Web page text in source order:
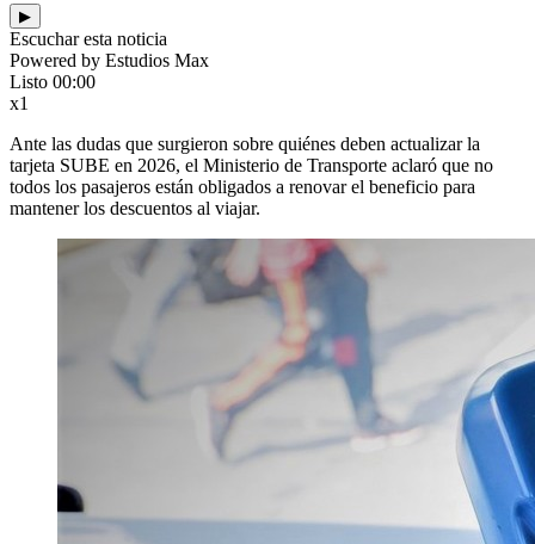
▶
Escuchar esta noticia
Powered by Estudios Max
Listo 00:00
x1
Ante las dudas que surgieron sobre quiénes deben actualizar la
tarjeta SUBE en 2026, el Ministerio de Transporte aclaró que no
todos los pasajeros están obligados a renovar el beneficio para
mantener los descuentos al viajar.